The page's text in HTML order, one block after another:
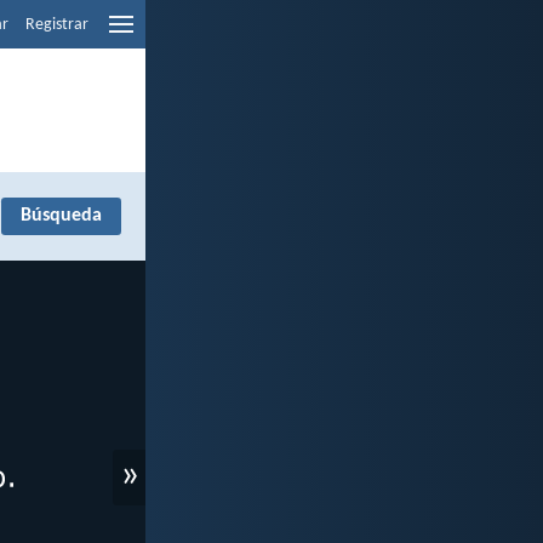
Registrar
»